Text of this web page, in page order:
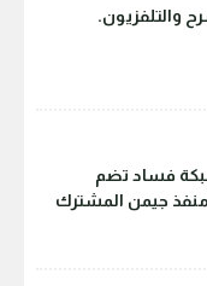
والتلفزيون.
فساد تضم
جيمن المشترك